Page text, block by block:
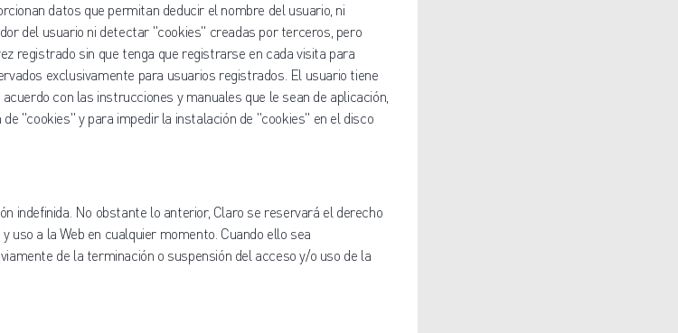
datos que permitan deducir el nombre del usuario, ni
del usuario ni detectar "cookies" creadas por terceros, pero
registrado sin que tenga que registrarse en cada visita para
exclusivamente para usuarios registrados. El usuario tiene
con las instrucciones y manuales que le sean de aplicación,
"cookies" y para impedir la instalación de "cookies" en el disco
indefinida. No obstante lo anterior, Claro se reservará el derecho
uso a la Web en cualquier momento. Cuando ello sea
de la terminación o suspensión del acceso y/o uso de la